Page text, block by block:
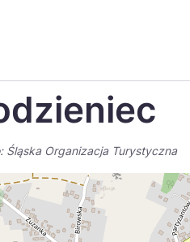
Śląska Organizacja Turystyczna